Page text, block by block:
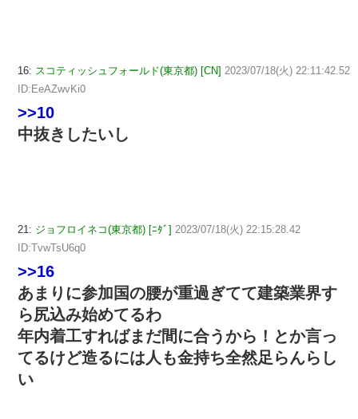
16: スコティッシュフォールド(東京都) [CN] 2023/07/18(火) 22:11:42.52
ID:EeAZwvKi0
>>10
中抜きしたいし
21: ジョフロイネコ(東京都) [ﾆﾀﾞ] 2023/07/18(火) 22:15:28.42
ID:TvwTsU6q0
>>16
あまりに参加国の腰が重過ぎてて建築業界す
ら尻込み始めてるわ
年内着工すればまだ間に合うから！とか言っ
てるけど造るには人も金持ち全然足らんらし
い